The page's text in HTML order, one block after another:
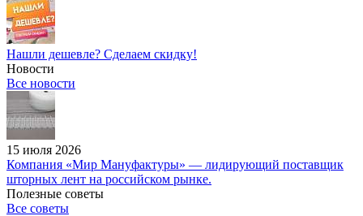
Нашли дешевле? Сделаем скидку!
Новости
Все новости
15 июля 2026
Компания «Мир Мануфактуры» — лидирующий поставщик
шторных лент на российском рынке.
Полезные советы
Все советы